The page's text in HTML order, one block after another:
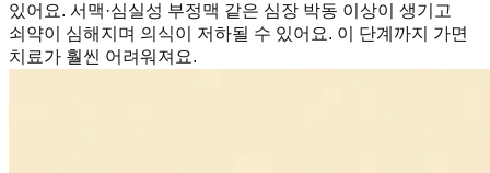
있어요. 서맥·심실성 부정맥 같은 심장 박동 이상이 생기고
쇠약이 심해지며 의식이 저하될 수 있어요. 이 단계까지 가면
치료가 훨씬 어려워져요.